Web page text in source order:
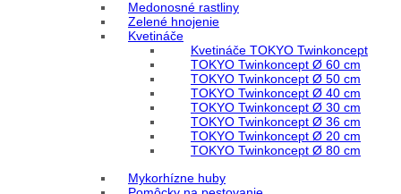
Medonosné rastliny
Zelené hnojenie
Kvetináče
Kvetináče TOKYO Twinkoncept
TOKYO Twinkoncept Ø 60 cm
TOKYO Twinkoncept Ø 50 cm
TOKYO Twinkoncept Ø 40 cm
TOKYO Twinkoncept Ø 30 cm
TOKYO Twinkoncept Ø 36 cm
TOKYO Twinkoncept Ø 20 cm
TOKYO Twinkoncept Ø 80 cm
Mykorhízne huby